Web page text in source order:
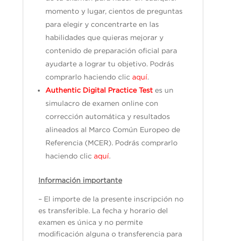
momento y lugar, cientos de preguntas
para elegir y concentrarte en las
habilidades que quieras mejorar y
contenido de preparación oficial para
ayudarte a lograr tu objetivo. Podrás
comprarlo haciendo clic aquí.
Authentic Digital Practice Test es un
simulacro de examen online con
corrección automática y resultados
alineados al Marco Común Europeo de
Referencia (MCER). Podrás comprarlo
haciendo clic aquí.
Información importante
– El importe de la presente inscripción no
es transferible. La fecha y horario del
examen es única y no permite
modificación alguna o transferencia para